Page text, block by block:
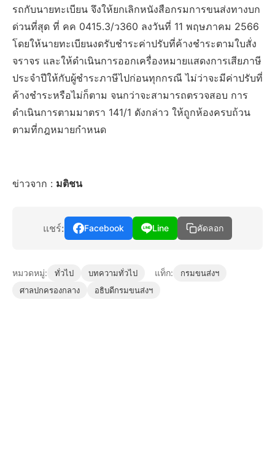
รถกับนายทะเบียน จึงให้ยกเลิกหนังสือกรมการขนส่งทางบก
ด่วนที่สุด ที่ คค 0415.3/ว360 ลงวันที่ 11 พฤษภาคม 2566
โดยให้นายทะเบียนงดรับชำระค่าปรับที่ค้างชำระตามใบสั่ง
จราจร และให้ดำเนินการออกเครื่องหมายแสดงการเสียภาษี
ประจำปีให้กับผู้ชำระภาษีไปก่อนทุกกรณี ไม่ว่าจะมีค่าปรับที่
ค้างชำระหรือไม่ก็ตาม จนกว่าจะสามารถตรวจสอบ การ
ดำเนินการตามมาตรา 141/1 ดังกล่าว ให้ถูกห้องครบถ้วน
ตามที่กฎหมายกำหนด
ข่าวจาก : มติชน
แชร์: Facebook Line คัดลอก
หมวดหมู่: ทั่วไป บทความทั่วไป แท็ก:
กรมขนส่งฯ
ศาลปกครองกลาง
อธิบดีกรมขนส่งฯ